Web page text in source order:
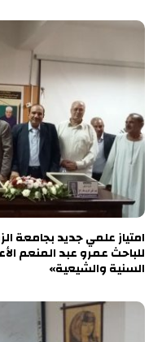
امتياز علمي جديد بجامعة
للباحث عمرو عبد المنعم
السنية والشيعية»